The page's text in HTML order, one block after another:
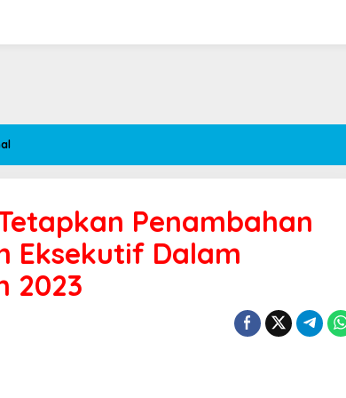
Penambahan
Eksekutif Dalam
2023